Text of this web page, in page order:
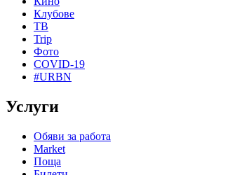
Клубове
ТВ
Trip
Фото
COVID-19
#URBN
Услуги
Обяви за работа
Market
Поща